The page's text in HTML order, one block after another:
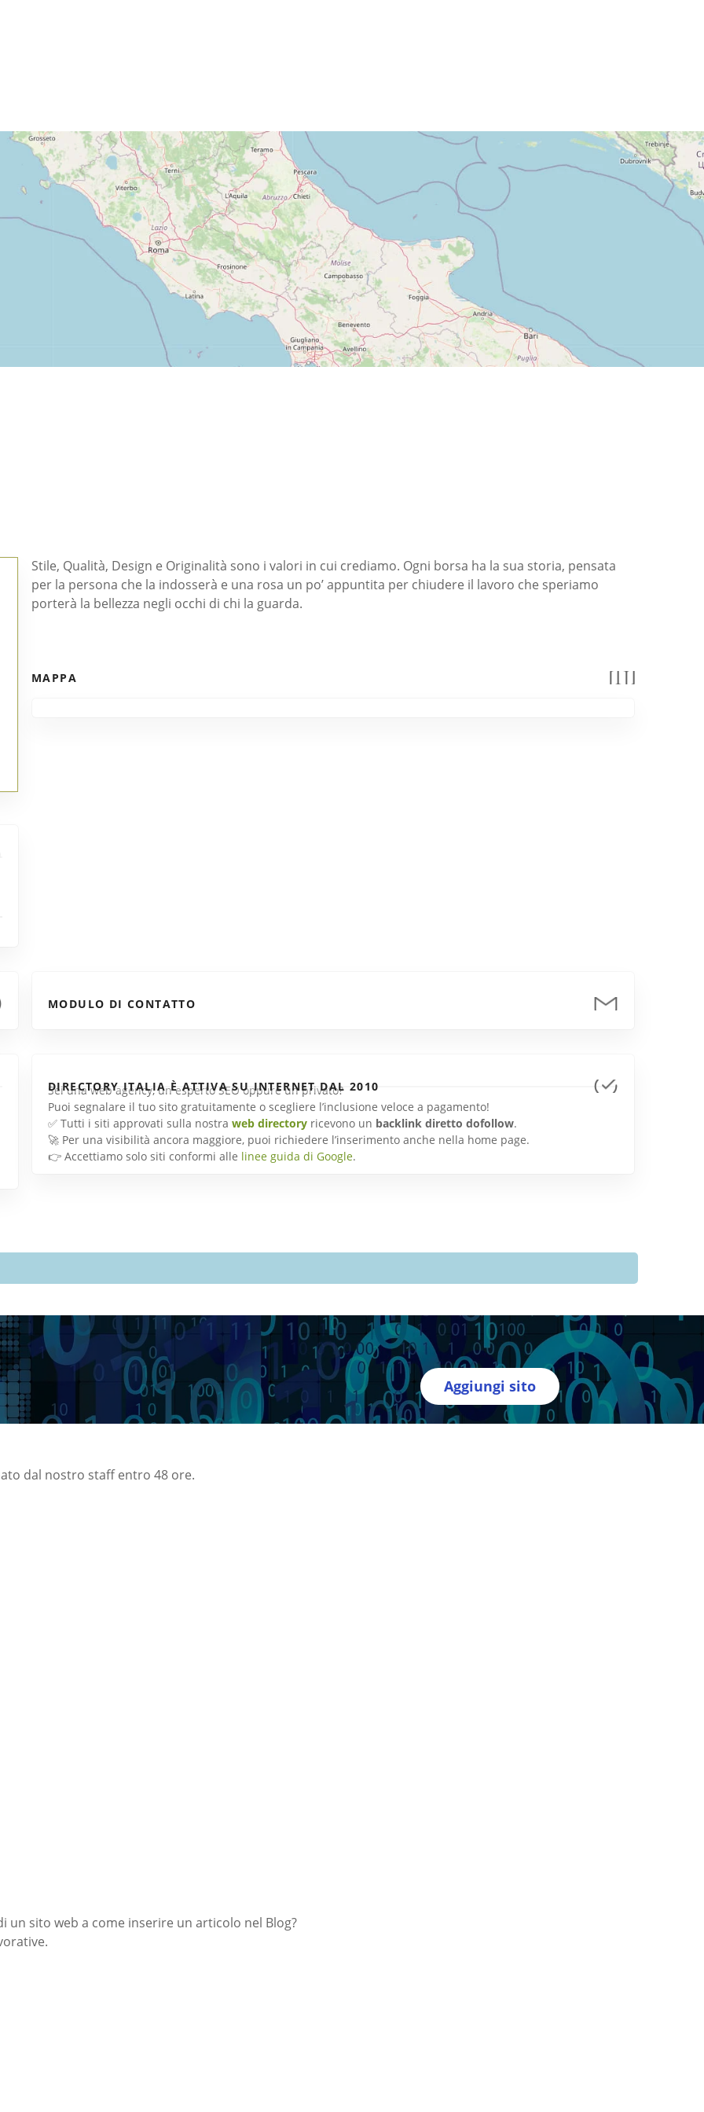
Stile, Qualità, Design e Originalità sono i valori in cui crediamo. Ogni borsa ha la sua storia, pensata
per la persona che la indosserà e una rosa un po’ appuntita per chiudere il lavoro che speriamo
porterà la bellezza negli occhi di chi la guarda.
MAPPA
MODULO DI CONTATTO
DIRECTORY ITALIA È ATTIVA SU INTERNET DAL 2010
Sei una web agency, un esperto SEO oppure un privato?
Puoi segnalare il tuo sito gratuitamente o scegliere l’inclusione veloce a pagamento!
✅ Tutti i siti approvati sulla nostra web directoryricevono un backlink diretto dofollow.
🚀 Per una visibilità ancora maggiore, puoi richiedere l’inserimento anche nella home page.
👉 Accettiamo solo siti conformi alle linee guida di Google.
Aggiungi sito
dal nostro staff entro 48 ore.
un sito web a come inserire un articolo nel Blog?